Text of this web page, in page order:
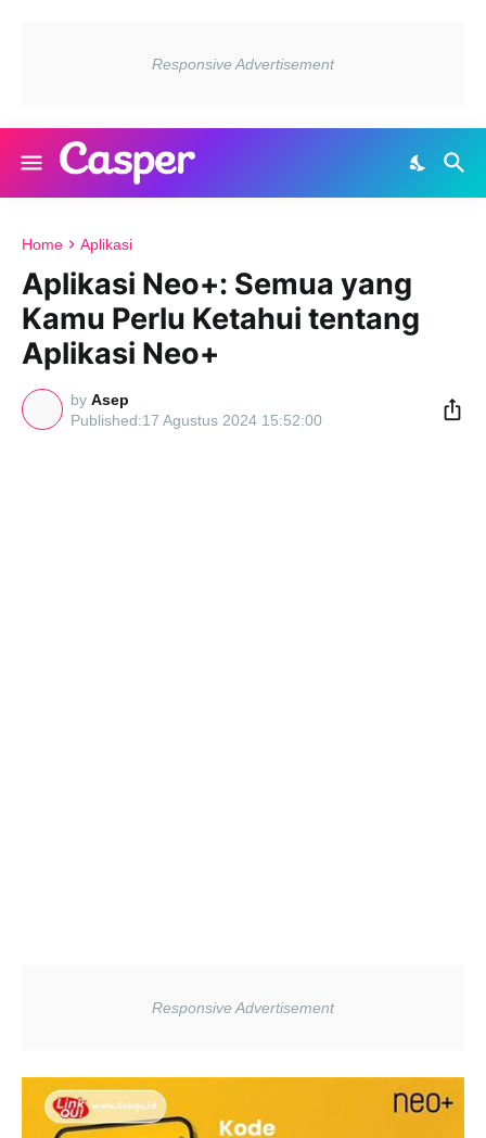
Home Aplikasi
Aplikasi Neo+: Semua yang
Kamu Perlu Ketahui tentang
Aplikasi Neo+
by Asep
17 Agustus 2024 15:52:00